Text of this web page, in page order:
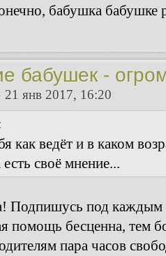
бабушка бабушке
бабушек -
21 янв 2017, 16:20
как ведёт и в каком
есть своё мнение...
Подпишусь под каждым
помощь бесценна, тем
пара часов